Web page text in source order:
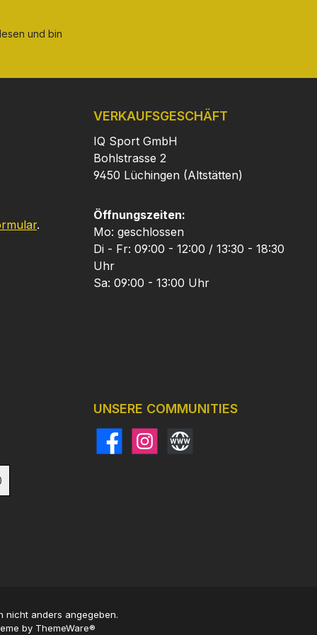
und bin
.
VERKAUFSGESCHÄFT
IQ Sport GmbH
Bohlstrasse 2
9450 Lüchingen (Altstätten)
Öffnungszeiten:
Mo: geschlossen
Di - Fr: 09:00 - 12:00 / 13:30 - 18:30
Uhr
Sa: 09:00 - 13:00 Uhr
UNSERE COMMUNITIES
FacebookInstagramWebsite
nicht anders angegeben.
by ThemeWare®